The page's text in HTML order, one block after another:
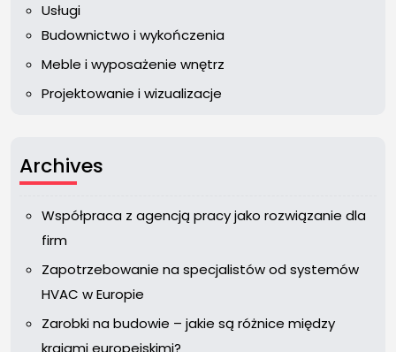
Usługi
Budownictwo i wykończenia
Meble i wyposażenie wnętrz
Projektowanie i wizualizacje
Archives
Współpraca z agencją pracy jako rozwiązanie dla
firm
Zapotrzebowanie na specjalistów od systemów
HVAC w Europie
Zarobki na budowie – jakie są różnice między
krajami europejskimi?